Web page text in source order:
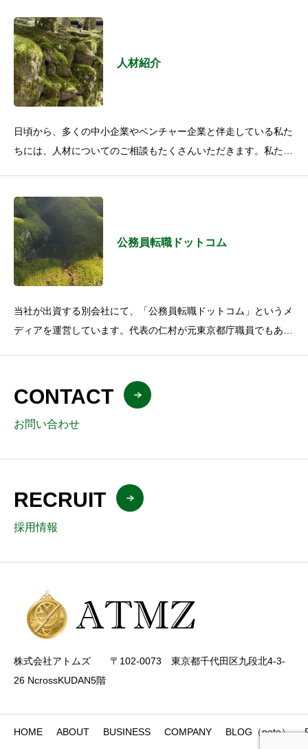
人材紹介
日頃から、多くの中小企業やベンチャー企業と伴走している私た
ちには、人材についてのご相談もたくさんいただきます。私たち
公務員転職ドットコム
当社が出資する別会社にて、「公務員転職ドットコム」というメ
ディアを運営しています。代表の仁村が元東京都庁職員でもあ
CONTACT
お問い合わせ
RECRUIT
採用情報
株式会社アトムズ 〒102-0073 東京都千代田区九段北4-3-
26 NcrossKUDAN5階
HOME ABOUT BUSINESS COMPANY BLOG（note）